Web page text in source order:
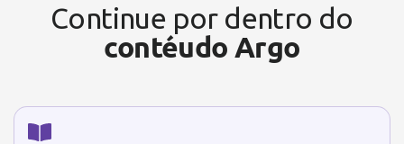
Continue por dentro do
contéudo Argo